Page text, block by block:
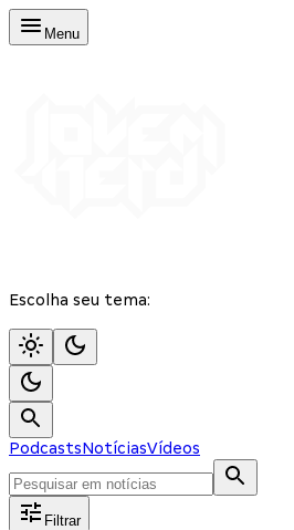
Menu
Escolha seu tema:
PodcastsNotíciasVídeos
Filtrar